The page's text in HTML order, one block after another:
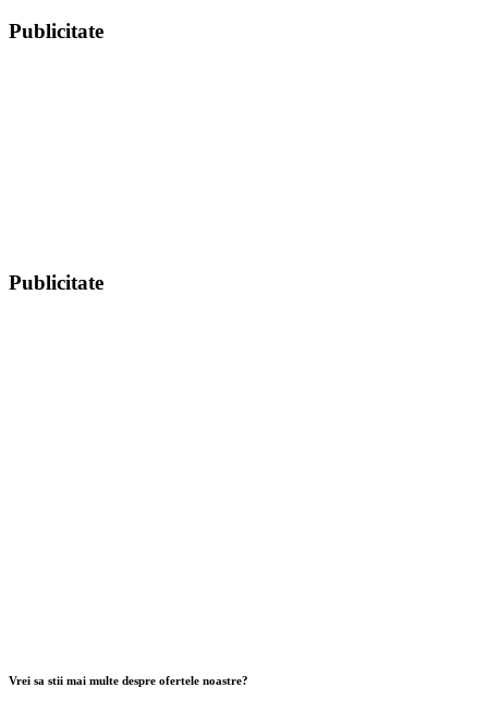
Publicitate
Publicitate
Vrei sa stii mai multe despre ofertele noastre?